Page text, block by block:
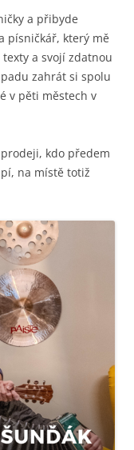
a přibyde
písničkář, který mě
a svojí zdatnou
zahrát si spolu
v pěti městech v
kdo předem
na místě totiž